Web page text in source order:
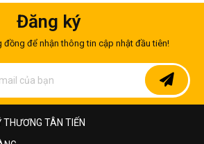
Đăng ký
đồng để nhận thông tin cập nhật đầu tiên!
THƯƠNG TÂN TIẾN